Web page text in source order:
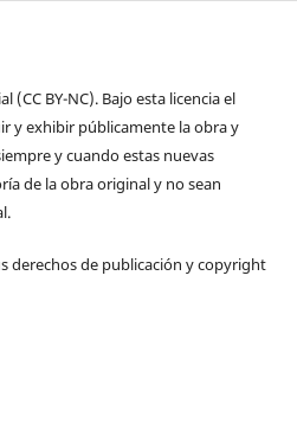
(CC BY-­NC). Bajo esta licencia el
y exhibir públicamente la obra y
y cuando estas nuevas
de la obra original y no sean
derechos de publicación y copyright